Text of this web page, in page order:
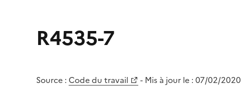
R4535-7
Source : Code du travail - Mis à jour le : 07/02/2020